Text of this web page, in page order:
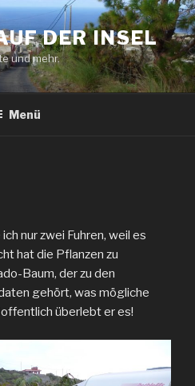
DER INSEL
und mehr.
Menü
nur zwei Fuhren, weil es
hat die Pflanzen zu
Baum, der zu den
gehört, was mögliche
überlebt er es!